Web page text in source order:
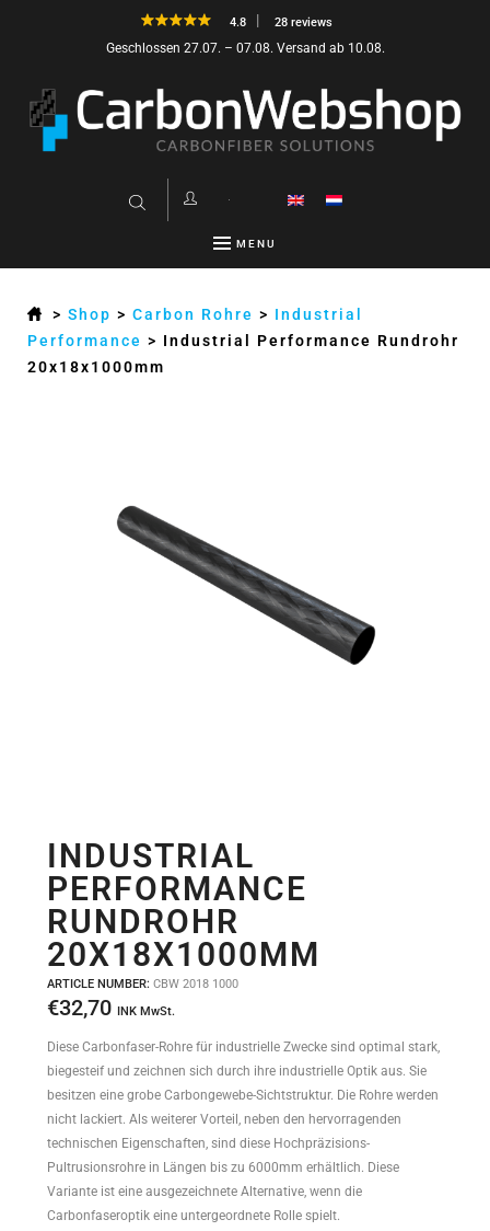
4.8 28 reviews
Geschlossen 27.07. – 07.08. Versand ab 10.08.
MENU
>Shop >Carbon Rohre > Industrial
Performance > Industrial Performance Rundrohr
20x18x1000mm
INDUSTRIAL
PERFORMANCE
RUNDROHR
20X18X1000MM
ARTICLE NUMBER: CBW 2018 1000
€32,70 INK MwSt.
Diese Carbonfaser-Rohre für industrielle Zwecke sind optimal stark,
biegesteif und zeichnen sich durch ihre industrielle Optik aus. Sie
besitzen eine grobe Carbongewebe-Sichtstruktur. Die Rohre werden
nicht lackiert. Als weiterer Vorteil, neben den hervorragenden
technischen Eigenschaften, sind diese Hochpräzisions-
Pultrusionsrohre in Längen bis zu 6000mm erhältlich. Diese
Variante ist eine ausgezeichnete Alternative, wenn die
Carbonfaseroptik eine untergeordnete Rolle spielt.